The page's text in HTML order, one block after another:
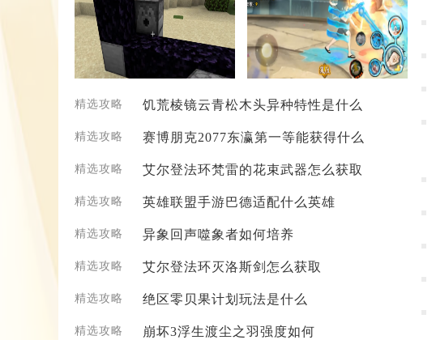
精选攻略 饥荒棱镜云青松木头异种特性是什么
精选攻略 赛博朋克2077东瀛第一等能获得什么
精选攻略 艾尔登法环梵雷的花束武器怎么获取
精选攻略 英雄联盟手游巴德适配什么英雄
精选攻略 异象回声​噬象者如何培养
精选攻略 艾尔登法环灭洛斯剑怎么获取
精选攻略 绝区零贝果计划玩法是什么
精选攻略 崩坏3浮生渡尘之羽强度如何